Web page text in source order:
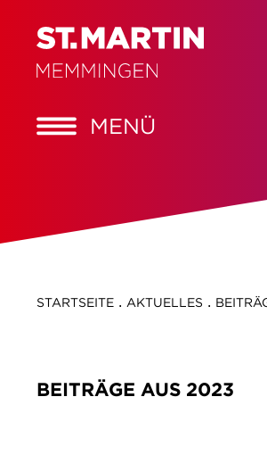
MENÜ
STARTSEITE. AKTUELLES .
BEITRÄGE AUS 2023